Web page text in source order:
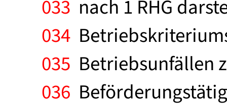
033 nach 1 RHG
034
035 Betriebsunfällen
036